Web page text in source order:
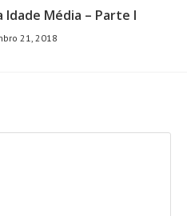
Média – Parte I
21, 2018